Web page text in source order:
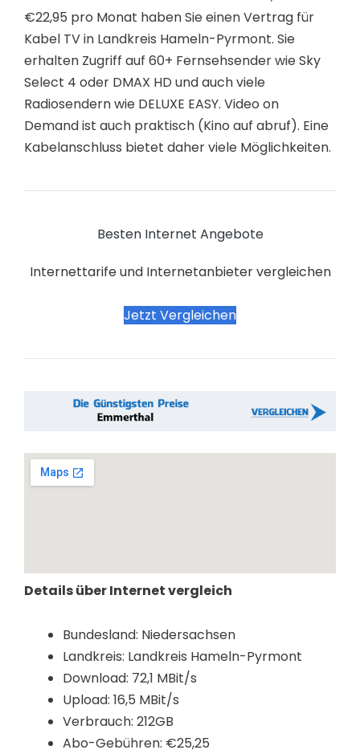
€22,95 pro Monat haben Sie einen Vertrag für
Kabel TV in Landkreis Hameln-Pyrmont. Sie
erhalten Zugriff auf 60+ Fernsehsender wie Sky
Select 4 oder DMAX HD und auch viele
Radiosendern wie DELUXE EASY. Video on
Demand ist auch praktisch (Kino auf abruf). Eine
Kabelanschluss bietet daher viele Möglichkeiten.
Besten Internet Angebote
Internettarife und Internetanbieter vergleichen
Jetzt Vergleichen
Details über Internet vergleich
Bundesland: Niedersachsen
Landkreis: Landkreis Hameln-Pyrmont
Download: 72,1 MBit/s
Upload: 16,5 MBit/s
Verbrauch: 212GB
Abo-Gebühren: €25,25